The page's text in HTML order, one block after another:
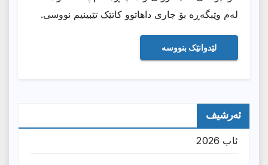
لەم وێبگەڕە بۆ جاری داهاتوو کاتێک تێبینیم نووسی.
ئەرشیف
ئاب 2026